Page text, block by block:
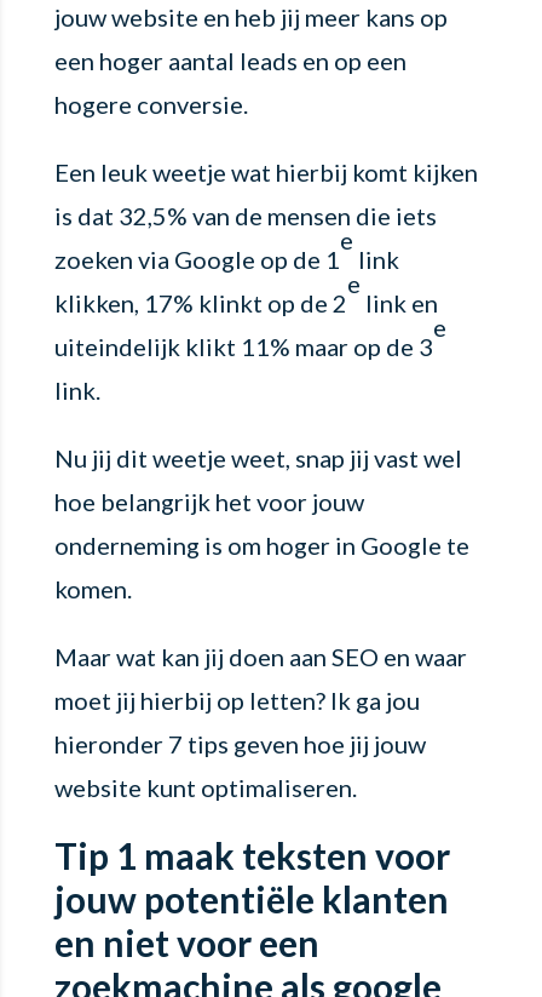
jouw website en heb jij meer kans op
een hoger aantal leads en op een
hogere conversie.
Een leuk weetje wat hierbij komt kijken
is dat 32,5% van de mensen die iets
zoeken via Google op de 1
e
link
klikken, 17% klinkt op de 2
e
link en
uiteindelijk klikt 11% maar op de 3
e
link.
Nu jij dit weetje weet, snap jij vast wel
hoe belangrijk het voor jouw
onderneming is om hoger in Google te
komen.
Maar wat kan jij doen aan SEO en waar
moet jij hierbij op letten? Ik ga jou
hieronder 7 tips geven hoe jij jouw
website kunt optimaliseren.
Tip 1 maak teksten voor
jouw potentiële klanten
en niet voor een
zoekmachine als google